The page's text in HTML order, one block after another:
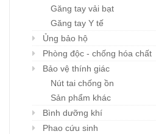
Găng tay vải bạt
Găng tay Y tế
Ủng bảo hộ
Phòng độc - chống hóa chất
Bảo vệ thính giác
Nút tai chống ồn
Sản phẩm khác
Bình dưỡng khí
Phao cứu sinh